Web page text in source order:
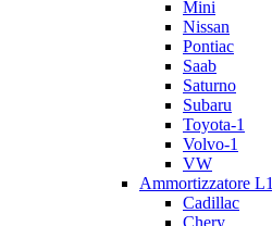
Mini
Nissan
Pontiac
Saab
Saturno
Subaru
Toyota-1
Volvo-1
VW
Ammortizzatore L1
Cadillac
Chery